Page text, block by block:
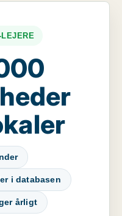
i databasen
årligt